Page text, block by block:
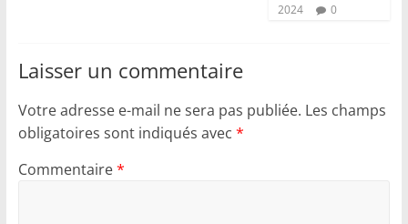
2024
0
Laisser un commentaire
Votre adresse e-mail ne sera pas publiée. Les champs
obligatoires sont indiqués avec *
Commentaire*